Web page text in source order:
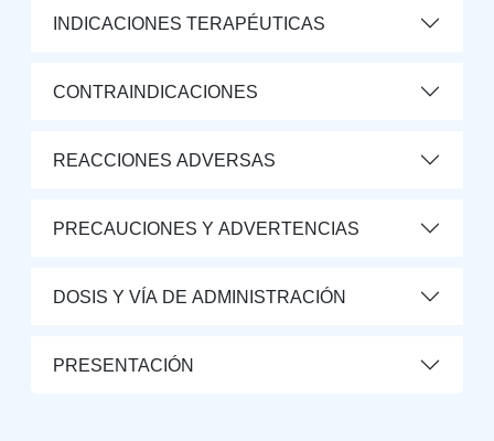
INDICACIONES TERAPÉUTICAS
CONTRAINDICACIONES
REACCIONES ADVERSAS
PRECAUCIONES Y ADVERTENCIAS
DOSIS Y VÍA DE ADMINISTRACIÓN
PRESENTACIÓN